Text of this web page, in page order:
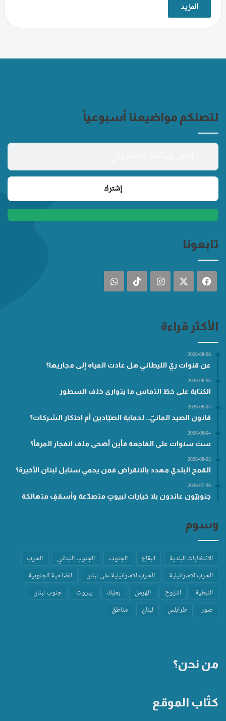
المزيد
لتصلكم مواضيعنا أسبوعياً
تابعونا
فيسبوك انستقرام ‫TikTokواتساب
الأكثر قراءة
2026-08-06
عن قنوات ريّ الليطاني هل عادت المياه إلى مجاريها؟
2026-08-05
الكتابة على خطّ التماس ما يتوارى خلف السطور
2026-08-04
قانون الصيد المائيّ.. لحماية الصيّادين أم احتكار الشركات؟
2026-08-04
ستّ سنوات على الفاجعة فأين أضحى ملف انفجار المرفأ؟
2026-08-03
القمح البلديّ مهدد بالانقراض فمن يحمي سنابل لبنان الأخيرة؟
2026-07-30
جنوبيّون عائدون بلا خيارات لبيوتٍ متصدّعة وأسقفٍ متهالكة
وسوم
الانتخابات البلدية البقاع الجنوب الجنوب اللبناني
الحرب
الحرب الاسرائيلية
الحرب الاسرائيلية على لبنان
الضاحية الجنوبية
النبطية
النزوح الهرمل بعلبك بيروت
جنوب لبنان
صور
طرابلس لبنان مناطق
من نحن؟
كتّاب الموقع